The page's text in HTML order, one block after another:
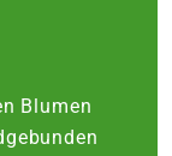
Blumen